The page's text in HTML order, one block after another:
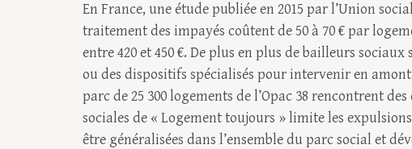
En France, une étude publiée en 2015 par l’Union
traitement des impayés coûtent de 50 à 70 € par
entre 420 et 450 €. De plus en plus de bailleurs
ou des dispositifs spécialisés pour intervenir en
parc de 25 300 logements de l’Opac 38 rencontrent
sociales de « Logement toujours » limite les
être généralisées dans l’ensemble du parc social et